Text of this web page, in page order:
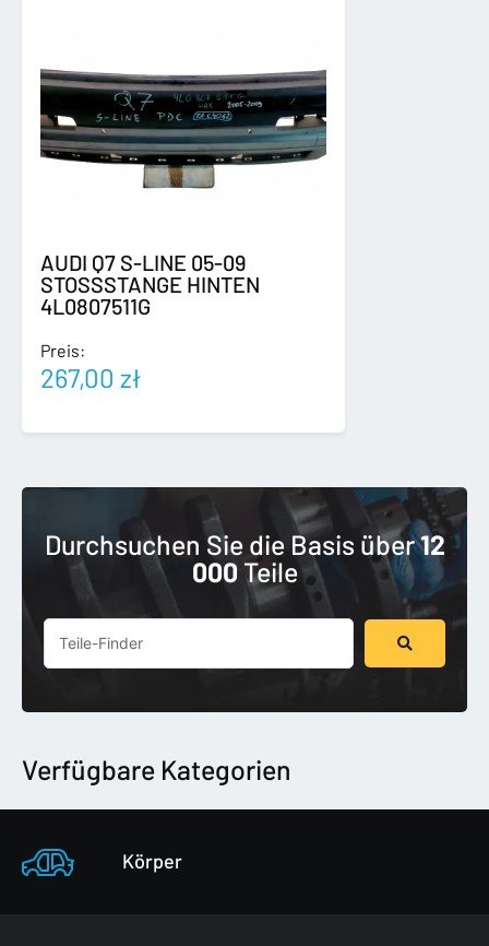
AUDI Q7 S-LINE 05-09
STOSSSTANGE HINTEN
4L0807511G
Preis:
267,00 zł
Durchsuchen Sie die Basis über12
000 Teile
Suchen
Verfügbare Kategorien
Körper